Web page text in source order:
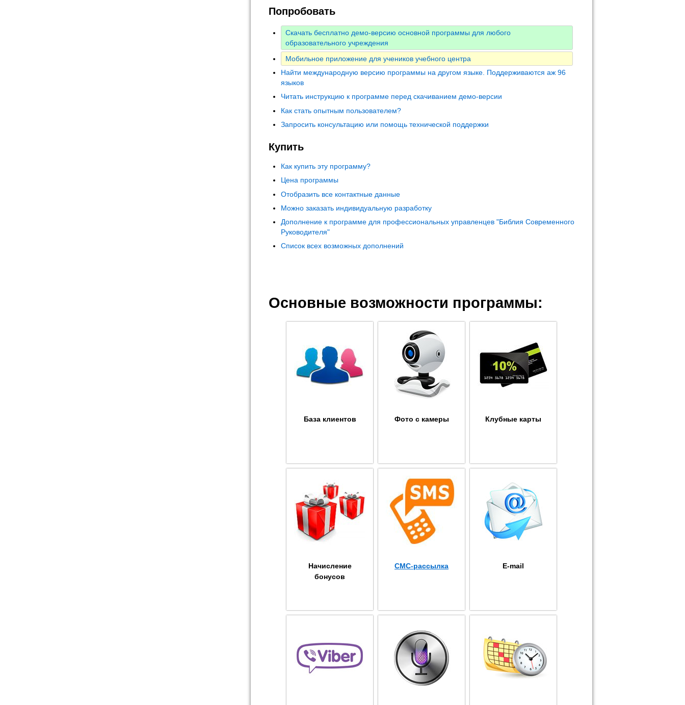
Попробовать
Скачать бесплатно демо-версию основной программы для любого
образовательного учреждения
Мобильное приложение для учеников учебного центра
Найти международную версию программы на другом языке. Поддерживаются аж 96
языков
Читать инструкцию к программе перед скачиванием демо-версии
Как стать опытным пользователем?
Запросить консультацию или помощь технической поддержки
Купить
Как купить эту программу?
Цена программы
Отобразить все контактные данные
Можно заказать индивидуальную разработку
Дополнение к программе для профессиональных управленцев "Библия Современного
Руководителя"
Список всех возможных дополнений
Основные возможности программы:
База клиентов Фото с камеры Клубные карты
Начисление
бонусов
СМС-рассылка E-mail